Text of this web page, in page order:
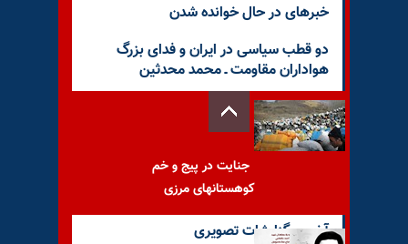
خبرهای در حال خوانده شدن
دو قطب سیاسی در ایران و فدای بزرگ
هواداران مقاومت ـ محمد محدثین
جنایت در پیج و خم
کوهستانهای مرزی
آخرین گزارشات تصویری